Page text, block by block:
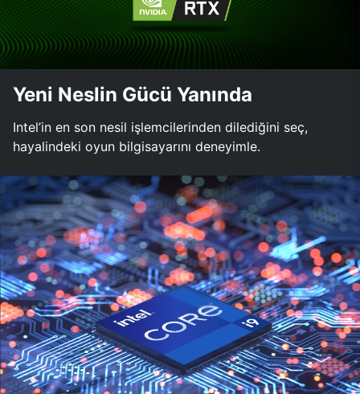
Yeni Neslin Gücü Yanında
Intel’in en son nesil işlemcilerinden dilediğini seç,
hayalindeki oyun bilgisayarını deneyimle.